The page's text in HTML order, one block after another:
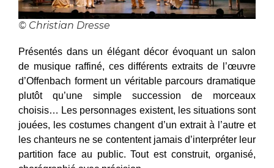
© Christian Dresse
Présentés dans un élégant décor évoquant un salon
de musique raffiné, ces différents extraits de l’œuvre
d’Offenbach forment un véritable parcours dramatique
plutôt qu’une simple succession de morceaux
choisis… Les personnages existent, les situations sont
jouées, les costumes changent d’un extrait à l’autre et
les chanteurs ne se contentent jamais d’interpréter leur
partition face au public. Tout est construit, organisé,